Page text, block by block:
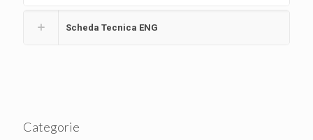
Scheda Tecnica ENG
Categorie